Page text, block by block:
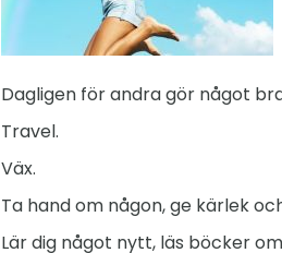
Dagligen för andra gör något
Travel.
Väx.
Ta hand om någon, ge kärlek
Lär dig något nytt, läs böcker